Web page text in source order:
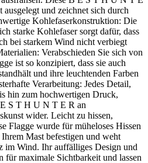
und zeichnet sich durch
Kohlefaserkonstruktion: Die
starke Kohlefaser sorgt dafür, dass
bei starkem Wind nicht verbiegt
Verabschieden Sie sich von
ist so konzipiert, dass sie auch
und ihre leuchtenden Farben
Verarbeitung: Jedes Detail,
hin zum hochwertigen Druck,
S T H U N T E R an
wider. Leicht zu hissen,
Flagge wurde für müheloses Hissen
Mast befestigen und weht
im Wind. Ihr auffälliges Design und
für maximale Sichtbarkeit und lassen